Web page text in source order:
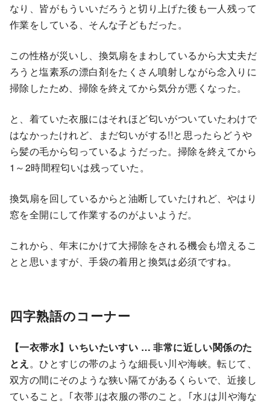
なり、皆がもういいだろうと切り上げた後も一人残って
作業をしている、そんな子どもだった。
この性格が災いし、換気扇をまわしているから大丈夫だ
ろうと塩素系の漂白剤をたくさん噴射しながら念入りに
掃除したため、掃除を終えてから気分が悪くなった。
と、着ていた衣服にはそれほど匂いがついていたわけで
はなかったけれど、まだ匂いがする!!と思ったらどうや
ら髪の毛から匂っているようだった。掃除を終えてから
1～2時間程匂いは残っていた。
換気扇を回しているからと油断していたけれど、やはり
窓を全開にして作業するのがよいようだ。
これから、年末にかけて大掃除をされる機会も増えるこ
とと思いますが、手袋の着用と換気は必須ですね。
四字熟語のコーナー
【一衣帯水】いちいたいすい … 非常に近しい関係のた
とえ 。ひとすじの帯のような細長い川や海峡。転じて、
双方の間にそのような狭い隔てがあるくらいで、近接し
ていること。｢衣帯｣は衣服の帯のこと。｢水｣は川や海な